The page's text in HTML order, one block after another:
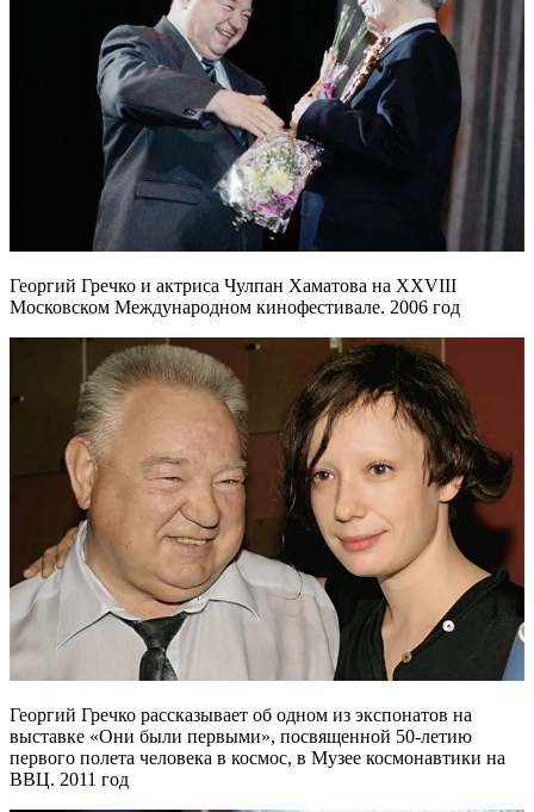
Георгий Гречко и актриса Чулпан Хаматова на XXVIII
Московском Международном кинофестивале. 2006 год
Георгий Гречко рассказывает об одном из экспонатов на
выставке «Они были первыми», посвященной 50-летию
первого полета человека в космос, в Музее космонавтики на
ВВЦ. 2011 год